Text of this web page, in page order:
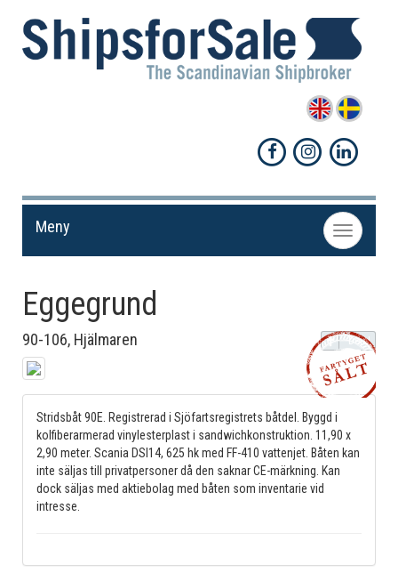
Toggle
navigation
Meny
Eggegrund
90-106, Hjälmaren Dela!
Stridsbåt 90E. Registrerad i Sjöfartsregistrets båtdel. Byggd i
kolfiberarmerad vinylesterplast i sandwichkonstruktion. 11,90 x
2,90 meter. Scania DSI14, 625 hk med FF-410 vattenjet. Båten kan
inte säljas till privatpersoner då den saknar CE-märkning. Kan
dock säljas med aktiebolag med båten som inventarie vid
intresse.